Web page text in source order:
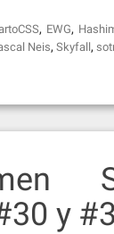
, EWG,
Neis, Skyfall,
y